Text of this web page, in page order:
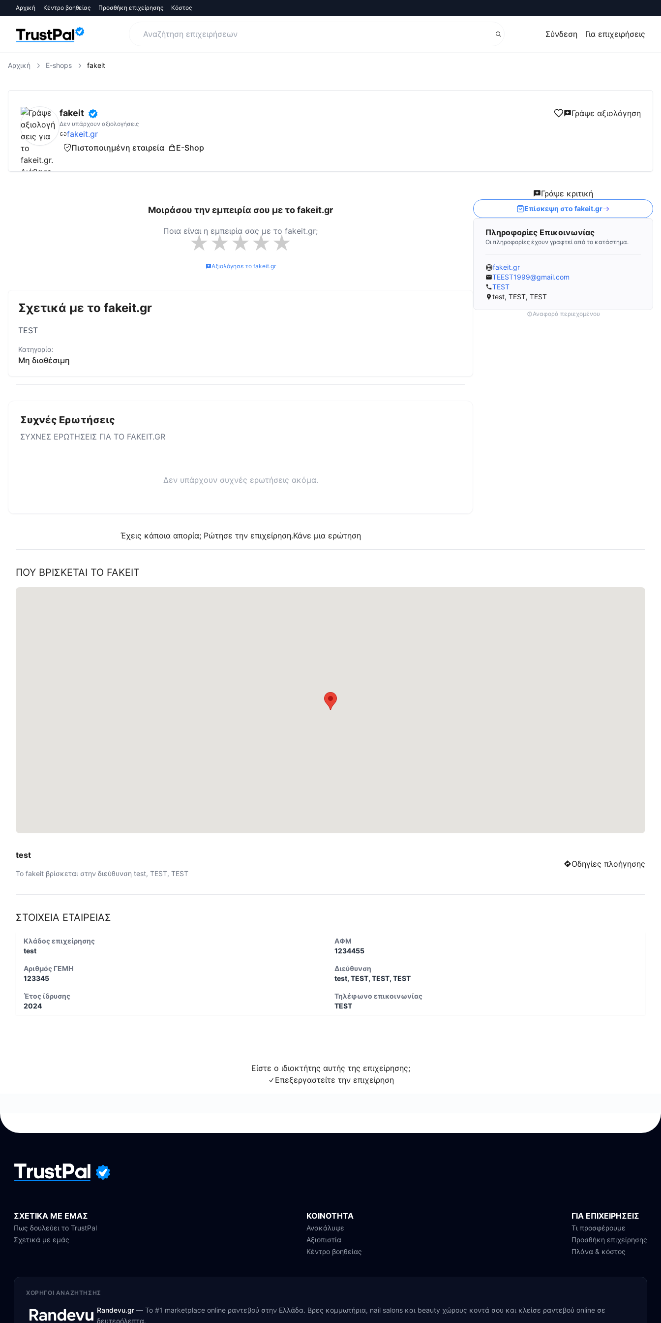
Αρχική Κέντρο βοηθείας Προσθήκη επιχείρησης Κόστος
Σύνδεση Για επιχειρήσεις
Αρχική E-shops fakeit
fakeit.grΑξιολογήσεις | Δες Αξιολογήσεις και Κριτικές για
fakeit Γράψε αξιολόγηση
Δεν υπάρχουν αξιολογήσεις
fakeit.gr
Πιστοποιημένη εταιρεία
E-Shop
Μοιράσου την εμπειρία σου με τοfakeit.gr
Ποια είναι η εμπειρία σας με το fakeit.gr;
★★★★★
Αξιολόγησε το fakeit.gr
Σχετικά με το fakeit.gr
TEST
Κατηγορία:
Μη διαθέσιμη
Συχνές Ερωτήσεις
ΣΥΧΝΕΣ ΕΡΩΤΗΣΕΙΣ ΓΙΑ ΤΟ FAKEIT.GR
Δεν υπάρχουν συχνές ερωτήσεις ακόμα.
Έχεις κάποια απορία; Ρώτησε την επιχείρηση.Κάνε μια ερώτηση
Γράψε κριτική
Επίσκεψη στο fakeit.gr
Πληροφορίες Επικοινωνίας
Οι πληροφορίες έχουν γραφτεί από το κατάστημα.
fakeit.gr
TEEST1999@gmail.com
TEST
test, TEST, TEST
Αναφορά περιεχομένου
ΠΟΥ ΒΡΊΣΚΕΤΑΙ ΤΟ FAKEIT
test
Το fakeit βρίσκεται στην διεύθυνση test, TEST, TEST
Οδηγίες πλοήγησης
ΣΤΟΙΧΕΙΑ ΕΤΑΙΡΕΙΑΣ
Κλάδος επιχείρησης
test
ΑΦΜ
1234455
Αριθμός ΓΕΜΗ
123345
Διεύθυνση
test, TEST, TEST, TEST
Έτος ίδρυσης
2024
Τηλέφωνο επικοινωνίας
TEST
Είστε ο ιδιοκτήτης αυτής της επιχείρησης;
Επεξεργαστείτε την επιχείρηση
ΣΧΕΤΙΚΑ ΜΕ ΕΜΑΣ
Πως δουλεύει το TrustPal
Σχετικά με εμάς
ΚΟΙΝΟΤΗΤΑ
Ανακάλυψε
Αξιοπιστία
Κέντρο βοηθείας
ΓΙΑ ΕΠΙΧΕΙΡΗΣΕΙΣ
Τι προσφέρουμε
Προσθήκη επιχείρησης
Πλάνα & κόστος
ΧΟΡΗΓΟΊ ΑΝΑΖΉΤΗΣΗΣ
Randevu.gr — Το #1 marketplace online ραντεβού στην Ελλάδα. Βρες κομμωτήρια, nail salons και beauty χώρους κοντά σου και κλείσε ραντεβού online σε
δευτερόλεπτα.